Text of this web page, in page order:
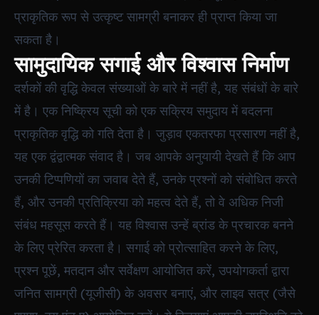
प्राकृतिक रूप से उत्कृष्ट सामग्री बनाकर ही प्राप्त किया जा
सकता है।
सामुदायिक सगाई और विश्वास निर्माण
दर्शकों की वृद्धि केवल संख्याओं के बारे में नहीं है, यह संबंधों के बारे
में है। एक निष्क्रिय सूची को एक सक्रिय समुदाय में बदलना
प्राकृतिक वृद्धि को गति देता है। जुड़ाव एकतरफा प्रसारण नहीं है,
यह एक द्वंद्वात्मक संवाद है। जब आपके अनुयायी देखते हैं कि आप
उनकी टिप्पणियों का जवाब देते हैं, उनके प्रश्नों को संबोधित करते
हैं, और उनकी प्रतिक्रिया को महत्व देते हैं, तो वे अधिक निजी
संबंध महसूस करते हैं। यह विश्वास उन्हें ब्रांड के प्रचारक बनने
के लिए प्रेरित करता है। सगाई को प्रोत्साहित करने के लिए,
प्रश्न पूछें, मतदान और सर्वेक्षण आयोजित करें, उपयोगकर्ता द्वारा
जनित सामग्री (यूजीसी) के अवसर बनाएं, और लाइव सत्र (जैसे